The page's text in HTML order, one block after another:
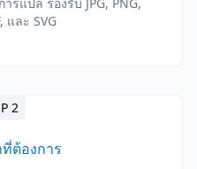
และ SVG
2
ต้องการ